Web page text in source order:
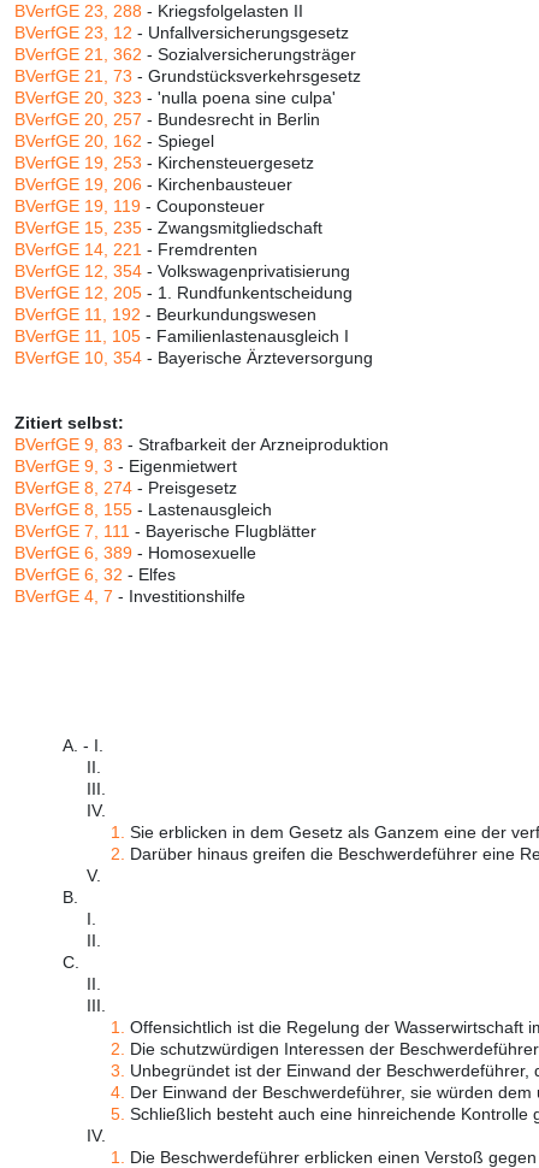
BVerfGE 23, 288 - Kriegsfolgelasten II
BVerfGE 23, 12 - Unfallversicherungsgesetz
BVerfGE 21, 362 - Sozialversicherungsträger
BVerfGE 21, 73 - Grundstücksverkehrsgesetz
BVerfGE 20, 323 - 'nulla poena sine culpa'
BVerfGE 20, 257 - Bundesrecht in Berlin
BVerfGE 20, 162 - Spiegel
BVerfGE 19, 253 - Kirchensteuergesetz
BVerfGE 19, 206 - Kirchenbausteuer
BVerfGE 19, 119 - Couponsteuer
BVerfGE 15, 235 - Zwangsmitgliedschaft
BVerfGE 14, 221 - Fremdrenten
BVerfGE 12, 354 - Volkswagenprivatisierung
BVerfGE 12, 205 - 1. Rundfunkentscheidung
BVerfGE 11, 192 - Beurkundungswesen
BVerfGE 11, 105 - Familienlastenausgleich I
BVerfGE 10, 354 - Bayerische Ärzteversorgung
Zitiert selbst:
BVerfGE 9, 83 - Strafbarkeit der Arzneiproduktion
BVerfGE 9, 3 - Eigenmietwert
BVerfGE 8, 274 - Preisgesetz
BVerfGE 8, 155 - Lastenausgleich
BVerfGE 7, 111 - Bayerische Flugblätter
BVerfGE 6, 389 - Homosexuelle
BVerfGE 6, 32 - Elfes
BVerfGE 4, 7 - Investitionshilfe
A. - I.
II.
III.
IV.
1.
Sie erblicken in dem Gesetz als Ganzem eine der
2.
Darüber hinaus greifen die Beschwerdeführer eine
V.
B.
I.
II.
C.
II.
III.
1.
Offensichtlich ist die Regelung der Wasserwirtschaft
2.
Die schutzwürdigen Interessen der
3.
Unbegründet ist der Einwand der Beschwerdeführer,
4. Der Einwand der Beschwerdeführer, sie würden dem
5. Schließlich besteht auch eine hinreichende Kontrolle
IV.
1.
Die Beschwerdeführer erblicken einen Verstoß